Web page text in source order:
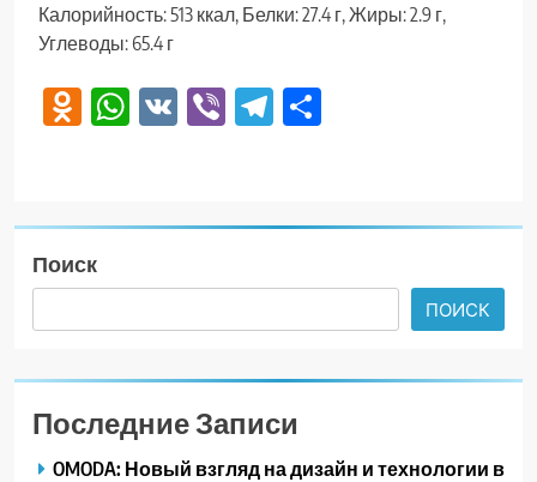
Калорийность: 513 ккал, Белки: 27.4 г, Жиры: 2.9 г,
Углеводы: 65.4 г
Odnoklassniki
WhatsApp
VK ViberTelegram
Поиск
ПОИСК
Последние Записи
OMODA: Новый взгляд на дизайн и технологии в